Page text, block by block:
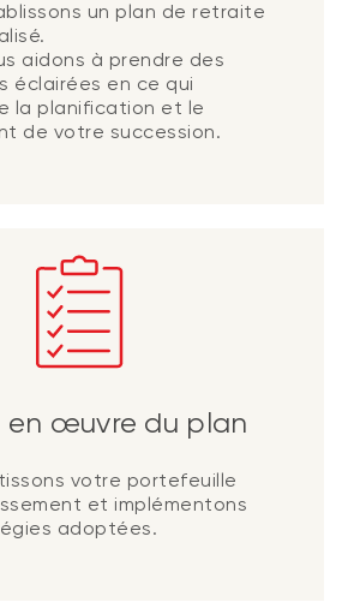
un plan de retraite
aidons à prendre des
éclairées en ce qui
la planification et le
de votre succession.
en œuvre du plan
votre portefeuille
et implémentons
adoptées.